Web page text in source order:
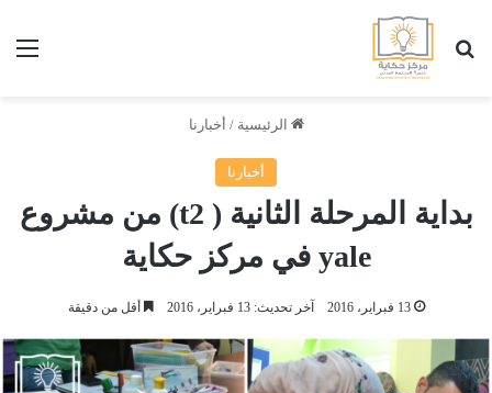
بحث عن
الرئيسية / أخبارنا
أخبارنا
بداية المرحلة الثانية ( t2) من مشروع
yale في مركز حكاية
13 فبراير، 2016 آخر تحديث: 13 فبراير، 2016 أقل من دقيقة